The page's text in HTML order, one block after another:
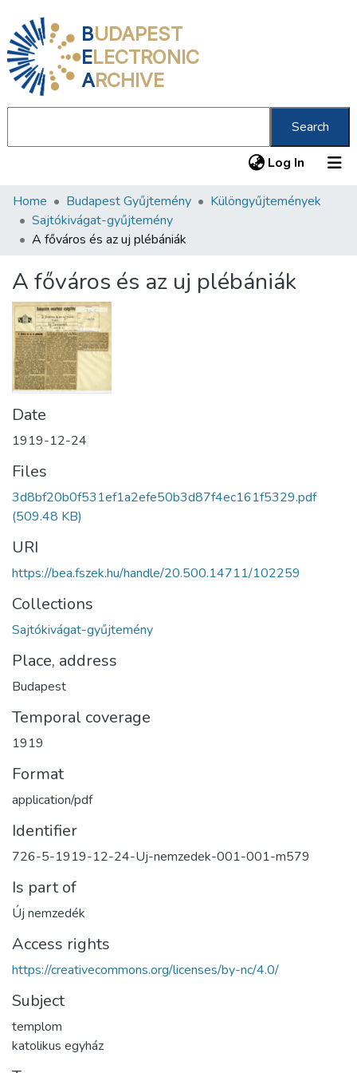
BUDAPEST
ELECTRONIC
ARCHIVE
Search
Log In (current)
Communities & Collections
All of DSpace
About us
Home Budapest Gyűjtemény
Különgyűjtemények
Sajtókivágat-gyűjtemény
A főváros és az uj plébániák
A főváros és az uj plébániák
Date
1919-12-24
Files
3d8bf20b0f531ef1a2efe50b3d87f4ec161f5329.pdf
(509.48 KB)
URI
https://bea.fszek.hu/handle/20.500.14711/102259
Collections
Sajtókivágat-gyűjtemény
Place, address
Budapest
Temporal coverage
1919
Format
application/pdf
Identifier
726-5-1919-12-24-Uj-nemzedek-001-001-m579
Is part of
Új nemzedék
Access rights
https://creativecommons.org/licenses/by-nc/4.0/
Subject
templom
katolikus egyház